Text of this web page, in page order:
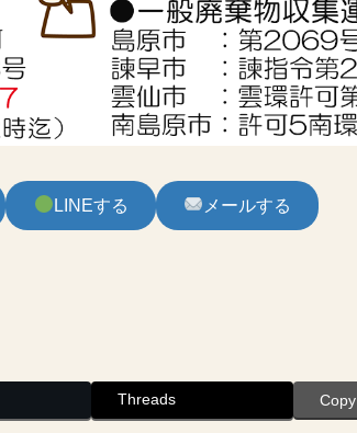
LINEする メールする
Threads Copy